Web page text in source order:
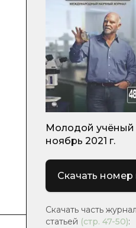
Молодой
ноябрь 2021 г.
Скачать номер
Скачать часть
статьей (стр. 47-50):